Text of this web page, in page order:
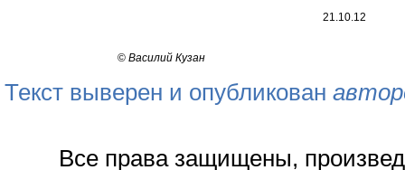
21.10.12
© Василий Кузан
Текст выверен и опубликован
Все права защищены,